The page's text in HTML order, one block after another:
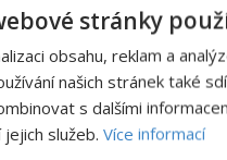
symptomy
konstatují
přibližně každou
stránky
obsahu, reklam a
našich stránek také
s dalšími
jejich služeb. Více informací